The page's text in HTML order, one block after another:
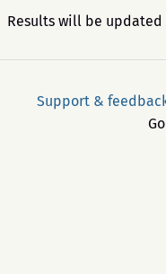
Results will be updated
Support &